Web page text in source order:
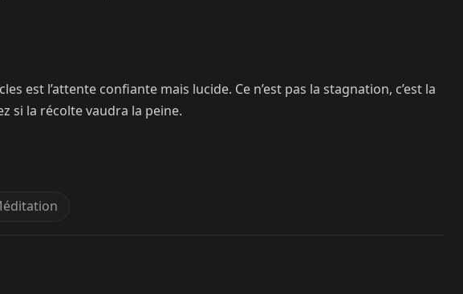
est l’attente confiante mais lucide. Ce n’est pas la stagnation, c’est la
si la récolte vaudra la peine.